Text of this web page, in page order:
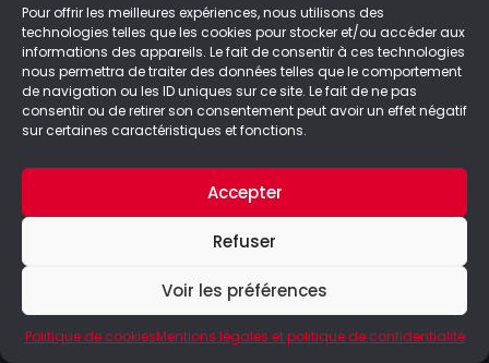
Pour offrir les meilleures expériences, nous utilisons des
technologies telles que les cookies pour stocker et/ou accéder aux
informations des appareils. Le fait de consentir à ces technologies
nous permettra de traiter des données telles que le comportement
de navigation ou les ID uniques sur ce site. Le fait de ne pas
consentir ou de retirer son consentement peut avoir un effet négatif
sur certaines caractéristiques et fonctions.
Accepter
Refuser
Voir les préférences
Politique de cookiesMentions légales et politique de confidentialité
Cette association donne une aventure
LIRE LA SUITE
28/01/2025
© Le Geek Paresseux –Mentions légales & Politique de